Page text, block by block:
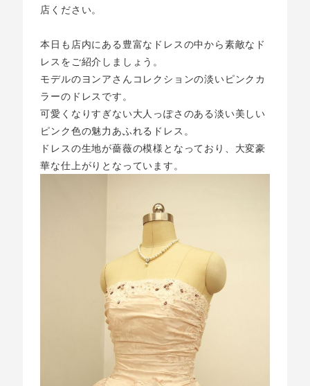
店ください。
本日も店内にある豊富なドレスの中から素敵なド
レスをご紹介しましょう。
モデルのヨンアさんコレクションの淡いピンクカ
ラーのドレスです。
可愛くなりすぎない大人っぽさのある淡い美しい
ピンク色の魅力あふれるドレス。
ドレスの生地が薔薇の模様となっており、大変豪
華な仕上がりとなっています。